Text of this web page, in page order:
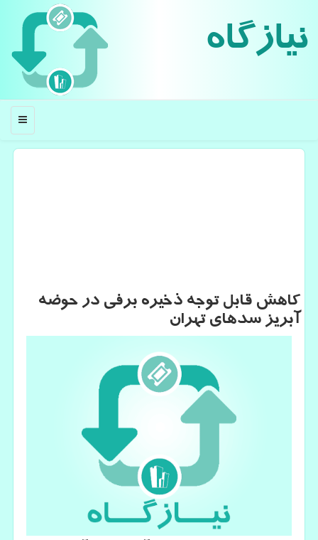
نیازگاه
منو
كاهش قابل توجه ذخیره برفی در حوضه
آبریز سدهای تهران